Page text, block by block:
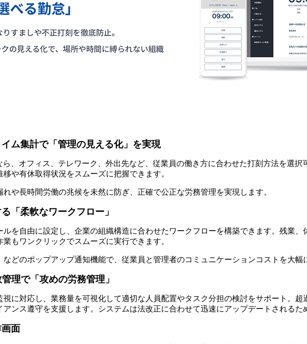
ム集計で「管理の見える化」を実現
ら、オフィス、テレワーク、外出先など、従業員の働き方に合わせた打刻方法を選
や有休取得状況をスムーズに把握できます。
や長時間労働の兆候を未然に防ぎ、正確で公正な労務管理を実現します。
「柔軟なワークフロー」
を自由に設定し、企業の組織構造に合わせたワークフローを構築できます。残業
もワンクリックでスムーズに実行できます。
などのポップアップ通知機能で、従業員と管理者のコミュニケーションコストを大
理で「攻めの労務管理」
に対応し、業務量を可視化して適切な人員配置やタスク分担の検討をサポート。
ンス遵守を支援します。システムは法改正に合わせて迅速にアップデートされるた
面